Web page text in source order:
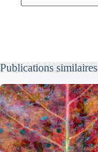
Publications similaires